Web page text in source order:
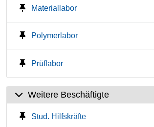
Materiallabor
Polymerlabor
Prüflabor
Weitere Beschäftigte
Stud. Hilfskräfte